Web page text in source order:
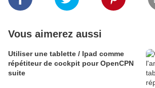
Vous aimerez aussi
Utiliser une tablette / Ipad comme
répétiteur de cockpit pour OpenCPN
suite